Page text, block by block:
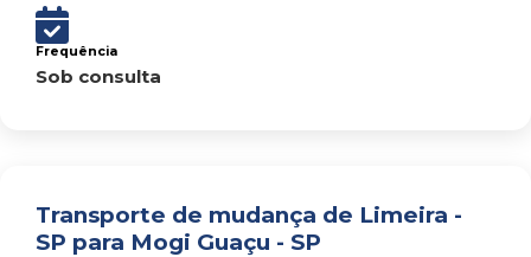
Frequência
Sob consulta
Transporte de mudança de Limeira -
SP para Mogi Guaçu - SP